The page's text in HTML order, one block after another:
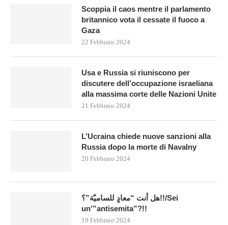
Scoppia il caos mentre il parlamento
britannico vota il cessate il fuoco a
Gaza
22 Febbraio 2024
Usa e Russia si riuniscono per
discutere dell’occupazione israeliana
alla massima corte delle Nazioni Unite
21 Febbraio 2024
L’Ucraina chiede nuove sanzioni alla
Russia dopo la morte di Navalny
20 Febbraio 2024
هل أنت “معادٍ للساميّة”؟!!/Sei
un'”antisemita”?!!
19 Febbraio 2024